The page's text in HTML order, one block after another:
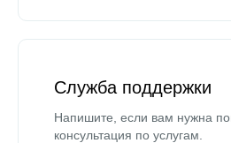
Служба поддержки
Напишите, если вам нужна
консультация по услугам.